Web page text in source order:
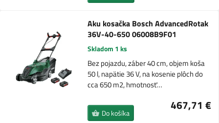
Aku kosačka Bosch AdvancedRotak
36V-40-650 06008B9F01
Skladom 1 ks
Bez pojazdu, záber 40 cm, objem koša
50 l, napätie 36 V, na kosenie plôch do
cca 650 m2, hmotnosť…
467,71 €
Do košíka